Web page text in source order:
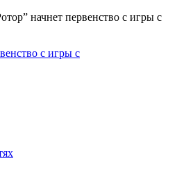
начнет первенство с игры с
с игры с